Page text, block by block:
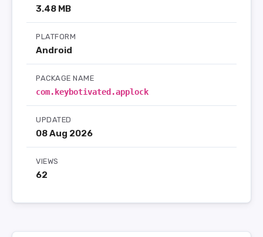
3.48 MB
PLATFORM
Android
PACKAGE NAME
com.keybotivated.applock
UPDATED
08 Aug 2026
VIEWS
62